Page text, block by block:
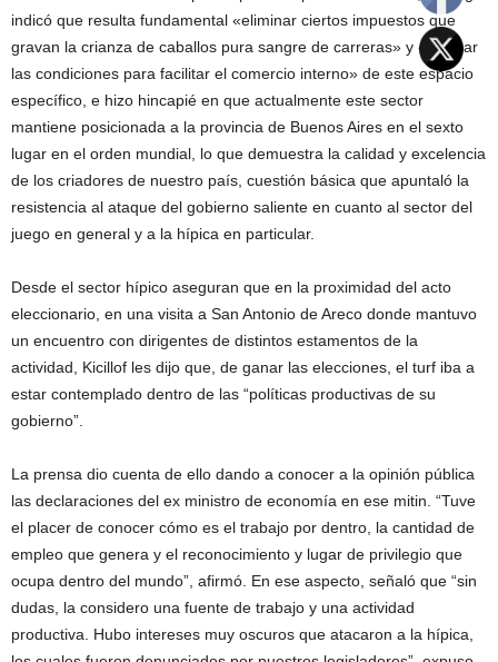
indicó que resulta fundamental «eliminar ciertos impuestos que
gravan la crianza de caballos pura sangre de carreras» y «recrear
las condiciones para facilitar el comercio interno» de este espacio
específico, e hizo hincapié en que actualmente este sector
mantiene posicionada a la provincia de Buenos Aires en el sexto
lugar en el orden mundial, lo que demuestra la calidad y excelencia
de los criadores de nuestro país, cuestión básica que apuntaló la
resistencia al ataque del gobierno saliente en cuanto al sector del
juego en general y a la hípica en particular.
Desde el sector hípico aseguran que en la proximidad del acto
eleccionario, en una visita a San Antonio de Areco donde mantuvo
un encuentro con dirigentes de distintos estamentos de la
actividad, Kicillof les dijo que, de ganar las elecciones, el turf iba a
estar contemplado dentro de las “políticas productivas de su
gobierno”.
La prensa dio cuenta de ello dando a conocer a la opinión pública
las declaraciones del ex ministro de economía en ese mitin. “Tuve
el placer de conocer cómo es el trabajo por dentro, la cantidad de
empleo que genera y el reconocimiento y lugar de privilegio que
ocupa dentro del mundo”, afirmó. En ese aspecto, señaló que “sin
dudas, la considero una fuente de trabajo y una actividad
productiva. Hubo intereses muy oscuros que atacaron a la hípica,